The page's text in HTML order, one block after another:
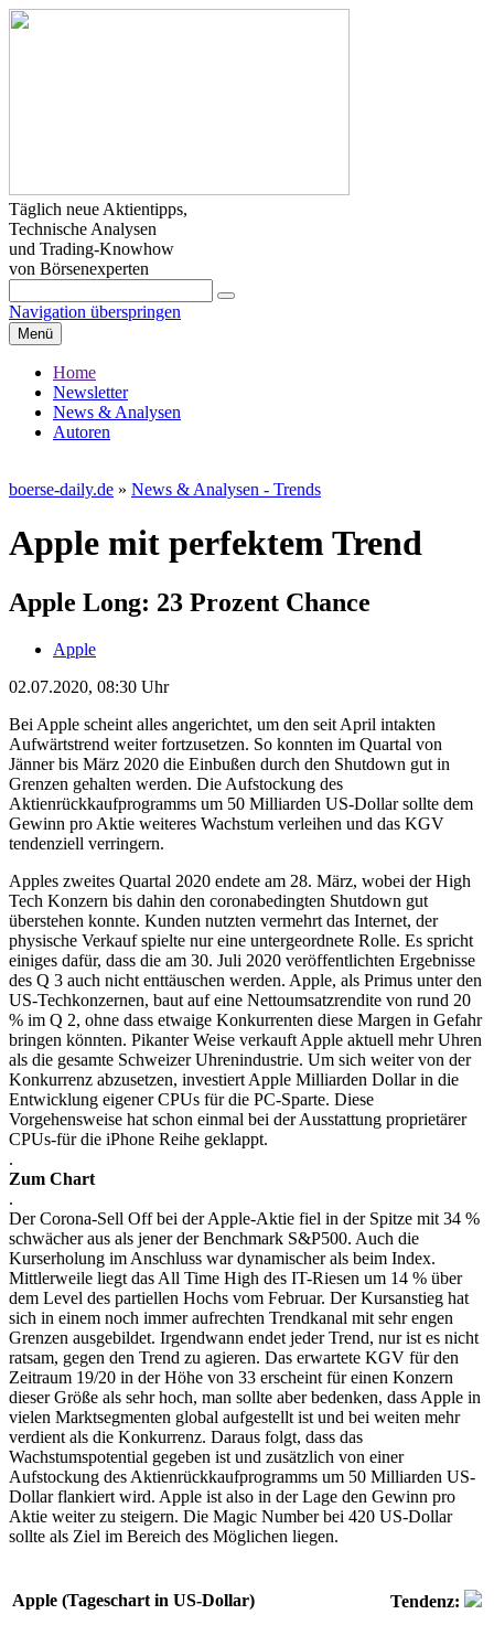
Täglich neue Aktientipps,
Technische Analysen
und Trading-Knowhow
von Börsenexperten
Navigation überspringen
Menü
Home
Newsletter
News & Analysen
Autoren
boerse-daily.de » News & Analysen - Trends
Apple mit perfektem Trend
Apple Long: 23 Prozent Chance
Apple
02.07.2020, 08:30 Uhr
Bei Apple scheint alles angerichtet, um den seit April intakten
Aufwärtstrend weiter fortzusetzen. So konnten im Quartal von
Jänner bis März 2020 die Einbußen durch den Shutdown gut in
Grenzen gehalten werden. Die Aufstockung des
Aktienrückkaufprogramms um 50 Milliarden US-Dollar sollte dem
Gewinn pro Aktie weiteres Wachstum verleihen und das KGV
tendenziell verringern.
Apples zweites Quartal 2020 endete am 28. März, wobei der High
Tech Konzern bis dahin den coronabedingten Shutdown gut
überstehen konnte. Kunden nutzten vermehrt das Internet, der
physische Verkauf spielte nur eine untergeordnete Rolle. Es spricht
einiges dafür, dass die am 30. Juli 2020 veröffentlichten Ergebnisse
des Q 3 auch nicht enttäuschen werden. Apple, als Primus unter den
US-Techkonzernen, baut auf eine Nettoumsatzrendite von rund 20
% im Q 2, ohne dass etwaige Konkurrenten diese Margen in Gefahr
bringen könnten. Pikanter Weise verkauft Apple aktuell mehr Uhren
als die gesamte Schweizer Uhrenindustrie. Um sich weiter von der
Konkurrenz abzusetzen, investiert Apple Milliarden Dollar in die
Entwicklung eigener CPUs für die PC-Sparte. Diese
Vorgehensweise hat schon einmal bei der Ausstattung proprietärer
CPUs-für die iPhone Reihe geklappt.
.
Zum Chart
.
Der Corona-Sell Off bei der Apple-Aktie fiel in der Spitze mit 34 %
schwächer aus als jener der Benchmark S&P500. Auch die
Kurserholung im Anschluss war dynamischer als beim Index.
Mittlerweile liegt das All Time High des IT-Riesen um 14 % über
dem Level des partiellen Hochs vom Februar. Der Kursanstieg hat
sich in einem noch immer aufrechten Trendkanal mit sehr engen
Grenzen ausgebildet. Irgendwann endet jeder Trend, nur ist es nicht
ratsam, gegen den Trend zu agieren. Das erwartete KGV für den
Zeitraum 19/20 in der Höhe von 33 erscheint für einen Konzern
dieser Größe als sehr hoch, man sollte aber bedenken, dass Apple in
vielen Marktsegmenten global aufgestellt ist und bei weiten mehr
verdient als die Konkurrenz. Daraus folgt, dass das
Wachstumspotential gegeben ist und zusätzlich von einer
Aufstockung des Aktienrückkaufprogramms um 50 Milliarden US-
Dollar flankiert wird. Apple ist also in der Lage den Gewinn pro
Aktie weiter zu steigern. Die Magic Number bei 420 US-Dollar
sollte als Ziel im Bereich des Möglichen liegen.
Apple (Tageschart in US-Dollar) Tendenz: